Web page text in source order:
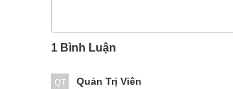
1 Bình Luận
QT Quản Trị Viên